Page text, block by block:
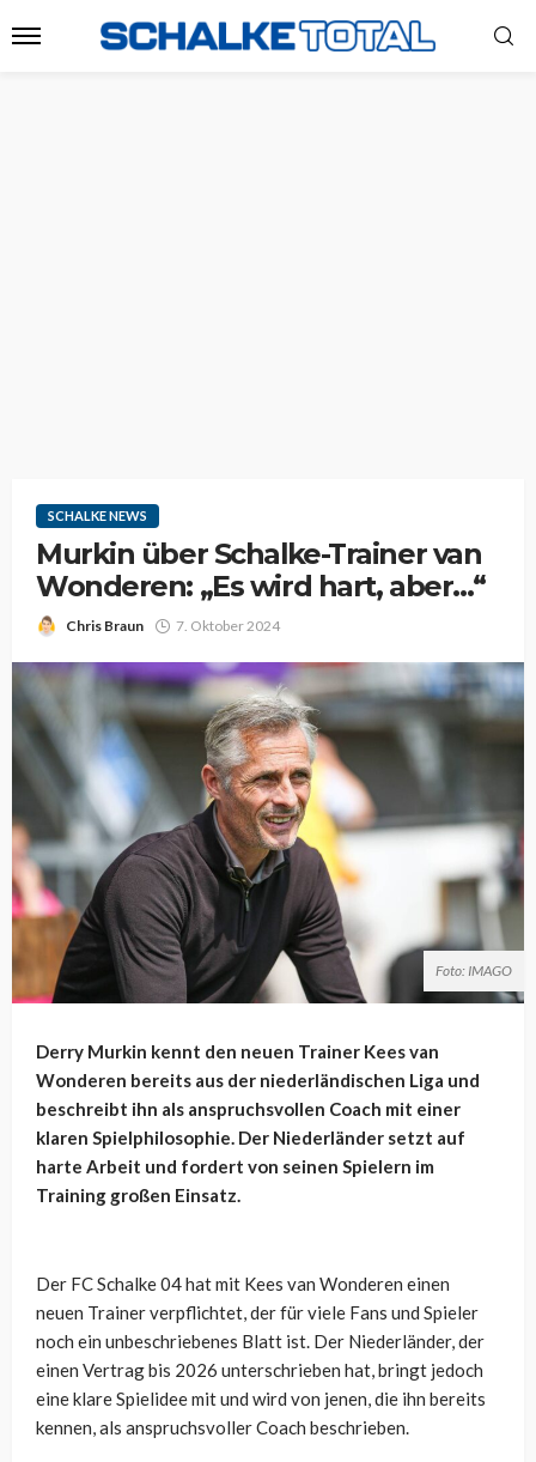
SCHALKE NEWS
Murkin über Schalke-Trainer van
Wonderen: „Es wird hart, aber…“
Chris Braun 7. Oktober 2024
Foto: IMAGO
Derry Murkin kennt den neuen Trainer Kees van
Wonderen bereits aus der niederländischen Liga und
beschreibt ihn als anspruchsvollen Coach mit einer
klaren Spielphilosophie. Der Niederländer setzt auf
harte Arbeit und fordert von seinen Spielern im
Training großen Einsatz.
Der FC Schalke 04 hat mit Kees van Wonderen einen
neuen Trainer verpflichtet, der für viele Fans und Spieler
noch ein unbeschriebenes Blatt ist. Der Niederländer, der
einen Vertrag bis 2026 unterschrieben hat, bringt jedoch
eine klare Spielidee mit und wird von jenen, die ihn bereits
kennen, als anspruchsvoller Coach beschrieben.